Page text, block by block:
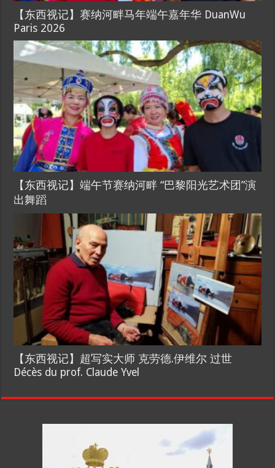
【东西视记】赛纳河畔马年端午嘉年华 DuanWu
Paris 2026
【东西视记】端午节赛纳河畔 “巴黎阳光艺术团”演
出舞蹈
【东西视记】超写实大师 克劳德.伊维尔 过世
Décès du prof. Claude Yvel